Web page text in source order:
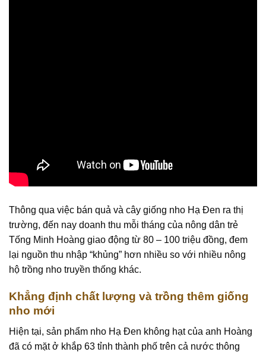
Thông qua việc bán quả và cây giống nho Hạ Đen ra thị
trường, đến nay doanh thu mỗi tháng của nông dân trẻ
Tống Minh Hoàng giao động từ 80 – 100 triệu đồng, đem
lại nguồn thu nhập “khủng” hơn nhiều so với nhiều nông
hộ trồng nho truyền thống khác.
Khẳng định chất lượng và trồng thêm giống
nho mới
Hiện tại, sản phẩm nho Hạ Đen không hạt của anh Hoàng
đã có mặt ở khắp 63 tỉnh thành phố trên cả nước thông